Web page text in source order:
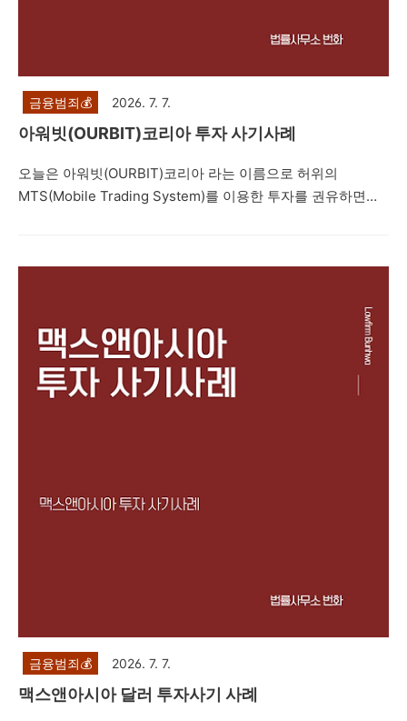
금융범죄💰 2026. 7. 7.
아워빗(OURBIT)코리아 투자 사기사례
오늘은 아워빗(OURBIT)코리아 라는 이름으로 허위의
MTS(Mobile Trading System)를 이용한 투자를 권유하면서
로 고수익을 얻을 수 있다며 피해자들에게 접근한 뒤 피해자들
례를 설명드리려고 합니다. 제347조(사기) ①사람을 기망하
여 재물의 교부를 받거나 재산상의 이익을 취득한 자는 10년
이하의 징역 또는 2천만원 이하의 벌금에 처한다. 형법 제347
조에서는 사기죄를 규정하고 있습니다. 주식리딩방 투자사기
의 경우, 주식 선물 거래 사기, 비상장 주식 사기, 공모주 사기,
금융범죄💰 2026. 7. 7.
맥스앤아시아 달러 투자사기 사례